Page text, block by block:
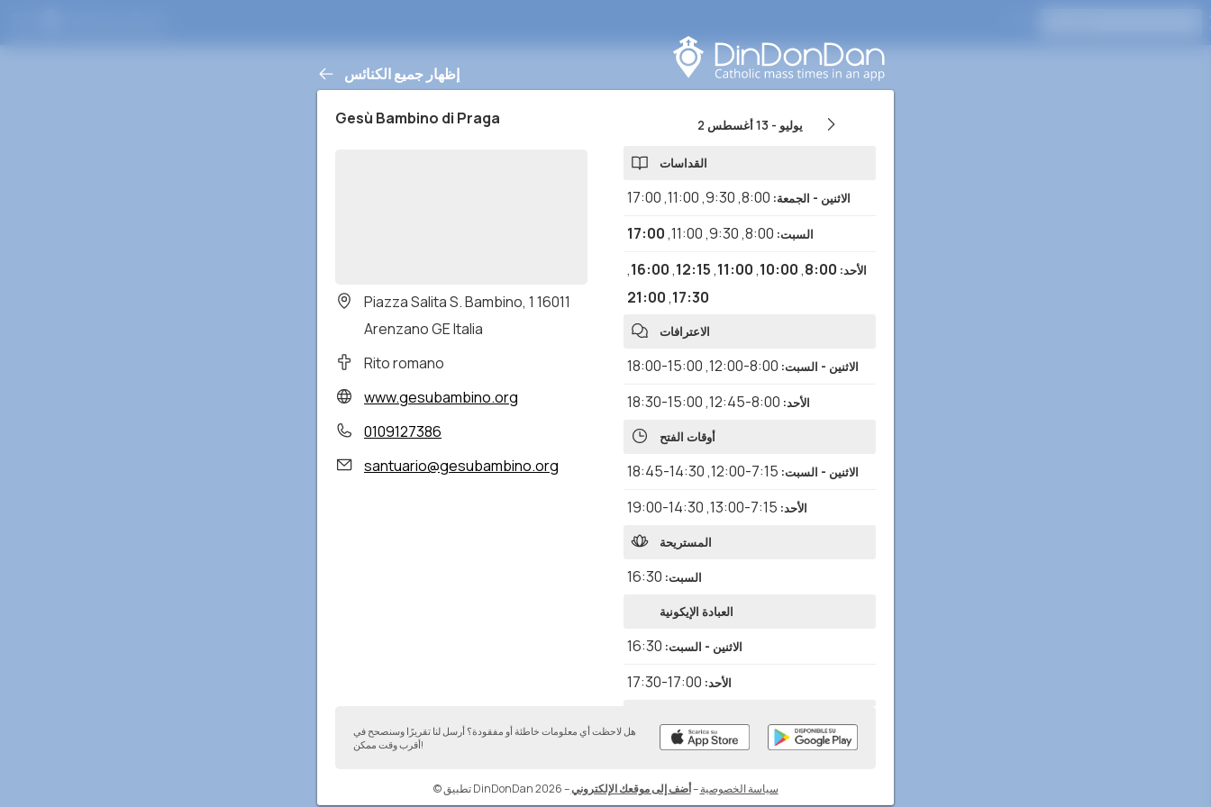
إظهار جميع الكنائس
Gesù Bambino di Praga
Piazza Salita S. Bambino, 1 16011
Arenzano GE Italia
Rito romano
www.gesubambino.org
0109127386
santuario@gesubambino.org
2 يوليو -13 أغسطس
القداسات
الاثنين - الجمعة:
8:00
,
9:30
,
11:00
,
17:00
السبت:
8:00
,
9:30
,
11:00
,
17:00
الأحد:
8:00
,
10:00
,
11:00
,
12:15
,
16:00
,
17:30
,
21:00
الاعترافات
الاثنين - السبت:
8:00-12:00
,
15:00-18:00
الأحد:
8:00-12:45
,
15:00-18:30
أوقات الفتح
الاثنين - السبت:
7:15-12:00
,
14:30-18:45
الأحد:
7:15-13:00
,
14:30-19:00
المستريحة
السبت:
16:30
العبادة الإيكونية
الاثنين - السبت:
16:30
الأحد:
17:00-17:30
الاثنين - الأحد:
المساء
هل لاحظت أي معلومات خاطئة أو مفقودة؟ أرسل لنا تقريرًا وسنصحح في
أقرب وقت ممكن!
© تطبيق DinDonDan 2026– سياسة الخصوصية –أضف إلى موقعك الإلكتروني